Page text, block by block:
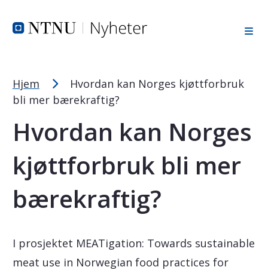
PC: Press ned CTRL og klikk på + (pluss) for å forstørre
Hjem
Hvordan kan Norges kjøttforbruk
bli mer bærekraftig?
Hvordan kan Norges
kjøttforbruk bli mer
bærekraftig?
I prosjektet MEATigation: Towards sustainable
meat use in Norwegian food practices for